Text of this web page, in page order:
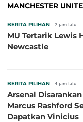
MANCHESTER
BERITA PILIHAN 2 jam lalu
MU Tertarik Lewis
Newcastle
BERITA PILIHAN 4 jam lalu
Arsenal
Marcus Rashford
Dapatkan Vinicius